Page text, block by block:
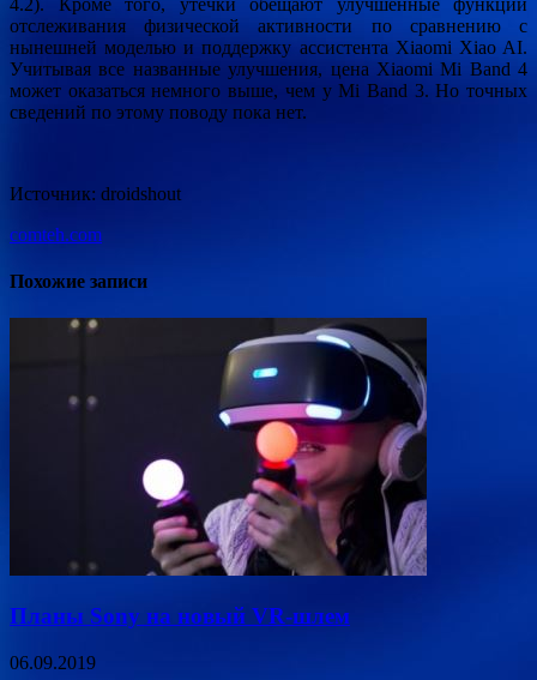
отслеживания физической активности по сравнению с
нынешней моделью и поддержку ассистента Xiaomi Xiao AI.
Учитывая все названные улучшения, цена Xiaomi Mi Band 4
может оказаться немного выше, чем у Mi Band 3. Но точных
сведений по этому поводу пока нет.
Источник: droidshout
comteh.com
Похожие записи
Планы Sony на новый VR-шлем
06.09.2019